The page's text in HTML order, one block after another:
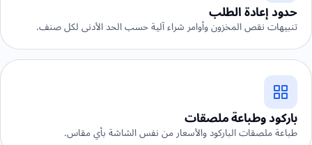
حدود إعادة الطلب
تنبيهات نقص المخزون وأوامر شراء آلية حسب الحد الأدنى لكل صنف.
باركود وطباعة ملصقات
طباعة ملصقات الباركود والأسعار من نفس الشاشة بأي مقاس.